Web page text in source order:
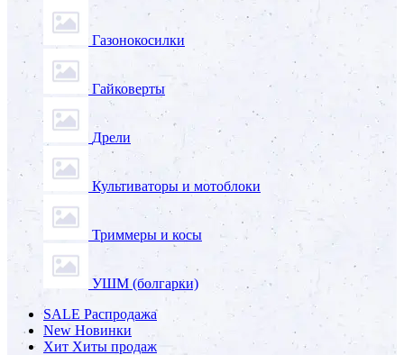
Газонокосилки
Гайковерты
Дрели
Культиваторы и мотоблоки
Триммеры и косы
УШМ (болгарки)
SALE Распродажа
New Новинки
Хит Хиты продаж